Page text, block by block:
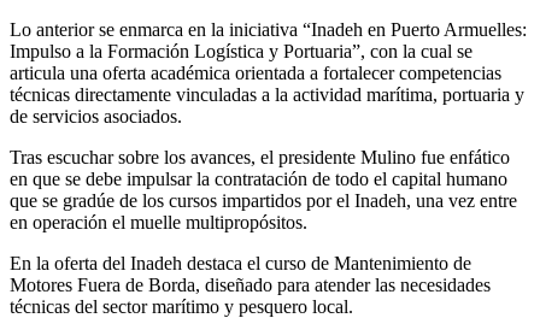
Lo anterior se enmarca en la iniciativa “Inadeh en Puerto Armuelles:
Impulso a la Formación Logística y Portuaria”, con la cual se
articula una oferta académica orientada a fortalecer competencias
técnicas directamente vinculadas a la actividad marítima, portuaria y
de servicios asociados.
Tras escuchar sobre los avances, el presidente Mulino fue enfático
en que se debe impulsar la contratación de todo el capital humano
que se gradúe de los cursos impartidos por el Inadeh, una vez entre
en operación el muelle multipropósitos.
En la oferta del Inadeh destaca el curso de Mantenimiento de
Motores Fuera de Borda, diseñado para atender las necesidades
técnicas del sector marítimo y pesquero local.